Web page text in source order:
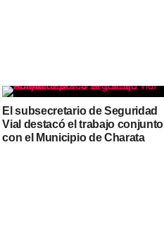
El subsecretario de Seguridad
Vial destacó el trabajo conjunto
con el Municipio de Charata